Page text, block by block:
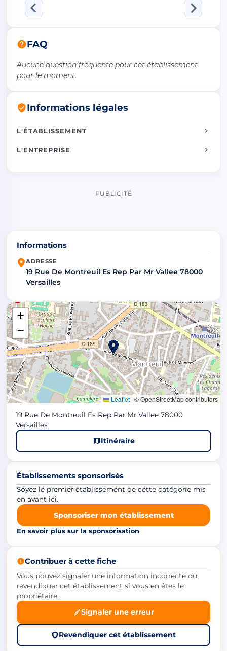
FAQ
Aucune question fréquente pour cet établissement
pour le moment.
Informations légales
L'ÉTABLISSEMENT
L'ENTREPRISE
PUBLICITÉ
Informations
ADRESSE
19 Rue De Montreuil Es Rep Par Mr Vallee 78000
Versailles
+
−
Leaflet| © OpenStreetMap contributors
19 Rue De Montreuil Es Rep Par Mr Vallee 78000
Versailles
Itinéraire
Établissements sponsorisés
Soyez le premier établissement de cette catégorie mis
en avant ici.
Sponsoriser mon établissement
En savoir plus sur la sponsorisation
Contribuer à cette fiche
Vous pouvez signaler une information incorrecte ou
revendiquer cet établissement si vous en êtes le
propriétaire.
Signaler une erreur
Revendiquer cet établissement